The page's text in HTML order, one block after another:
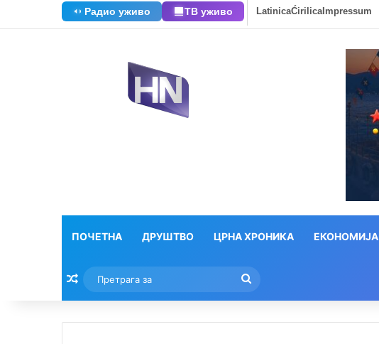
Радио уживо ТВ уживо LatinicaĆirilicaImpressum
ПОЧЕТНА ДРУШТВО ЦРНА ХРОНИКА ЕКОНОМИЈА
Насумични текстови
за